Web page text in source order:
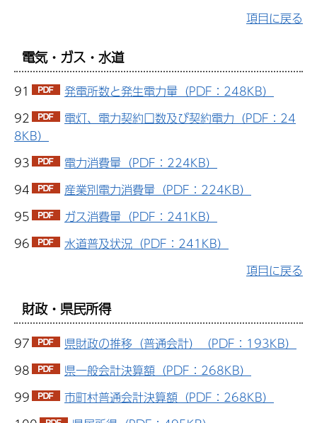
項目に戻る
電気・ガス・水道
91
発電所数と発生電力量（PDF：248KB）
92
電灯、電力契約口数及び契約電力（PDF：24
8KB）
93
電力消費量（PDF：224KB）
94
産業別電力消費量（PDF：224KB）
95
ガス消費量（PDF：241KB）
96
水道普及状況（PDF：241KB）
項目に戻る
財政・県民所得
97
県財政の推移（普通会計）（PDF：193KB）
98
県一般会計決算額（PDF：268KB）
99
市町村普通会計決算額（PDF：268KB）